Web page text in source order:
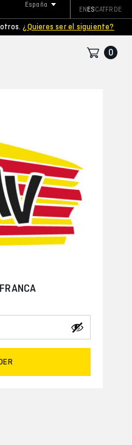
¿Quieres ser el siguiente?
España
ENESCATFR DE
0